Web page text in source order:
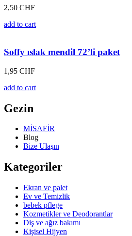
2,50 CHF
add to cart
Soffy ıslak mendil 72’li paket
1,95 CHF
add to cart
Gezin
MİSAFİR
Blog
Bize Ulaşın
Kategoriler
Ekran ve palet
Ev ve Temizlik
bebek pflege
Kozmetikler ve Deodorantlar
Diş ve ağız bakımı
Kişisel Hijyen